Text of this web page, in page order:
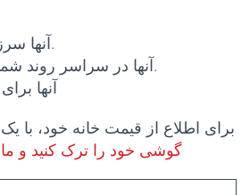
آنها سرزمین خود را می دانند.
آنها در سراسر روند شما را پشتیبانی می کنند.
آنها
برای اطلاع از قیمت خانه خود، با
گوشی خود را ترک کنید و